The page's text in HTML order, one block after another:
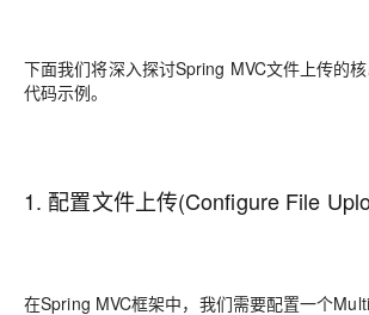
下面我们将深入探讨Spring MVC文件上传的
代码示例。
1. 配置文件上传(Configure File
在Spring MVC框架中，我们需要配置一个